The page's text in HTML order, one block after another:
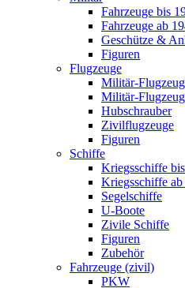
Fahrzeuge bis
Fahrzeuge ab
Geschütze &
Figuren
Flugzeuge
Militär-
Militär-
Hubschrauber
Zivilflugzeuge
Figuren
Schiffe
Kriegsschiffe
Kriegsschiffe
Segelschiffe
U-Boote
Zivile Schiffe
Figuren
Zubehör
Fahrzeuge (zivil)
PKW